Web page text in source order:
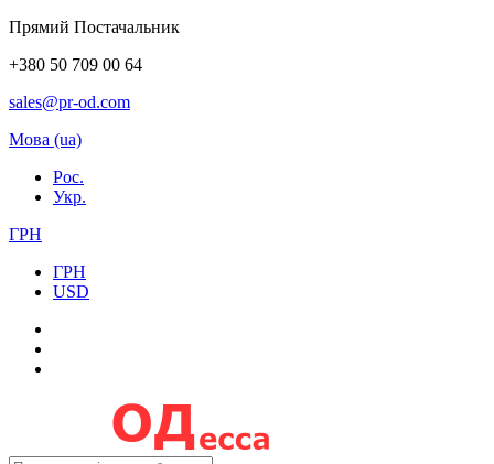
Прямий Постачальник
+380 50 709 00 64
sales@pr-od.com
Мова (ua)
Рос.
Укр.
ГРН
ГРН
USD